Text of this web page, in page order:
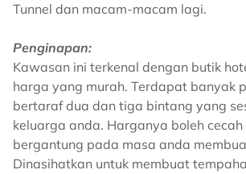
Tunnel dan macam-macam lagi.
Penginapan:
Kawasan ini terkenal dengan butik
harga yang murah. Terdapat banyak
bertaraf dua dan tiga bintang yang
keluarga anda. Harganya boleh cecah
bergantung pada masa anda
Dinasihatkan untuk membuat